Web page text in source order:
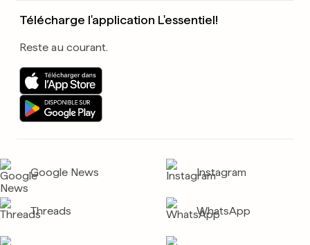
Télécharge l'application L'essentiel!
Reste au courant.
Google News Instagram
Threads WhatsApp